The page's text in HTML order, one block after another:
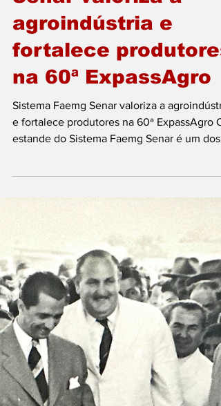
29 de jun.
Sistema Faemg
agroindústria e
fortalece produtores
na 60ª ExpassAgro
estande do Sistema Faemg Senar é um dos
destaques da 60ª ExpassAgro, em Passos,
reunindo produtores rurais que
conhecimento em produtos de alto valor
agregado. A iniciativa apresenta ao público
queijos artesanais, iogurtes, doces, mel,
especiais, cachaças premiadas e até o
de açaí, uma novidade na região. Segundo
Rogger Coelho, gerente regional do Sistema
Faemg